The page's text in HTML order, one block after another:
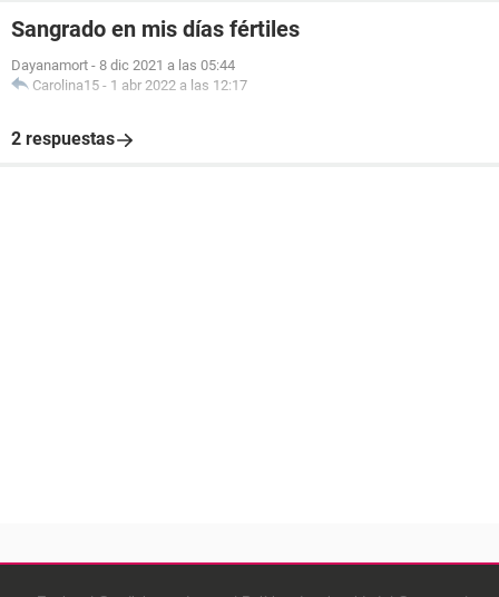
Sangrado en mis días fértiles
Dayanamort - 8 dic 2021 a las 05:44
Carolina15 - 1 abr 2022 a las 12:17
2 respuestas